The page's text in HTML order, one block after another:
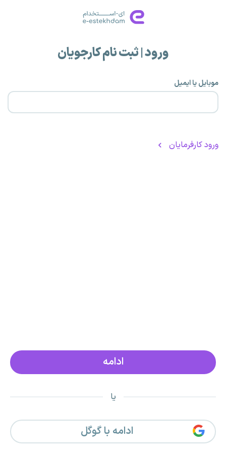
ورود | ثبت نام کارجویان
موبایل یا ایمیل
ورود کارفرمایان
یا
ادامه با گوگل